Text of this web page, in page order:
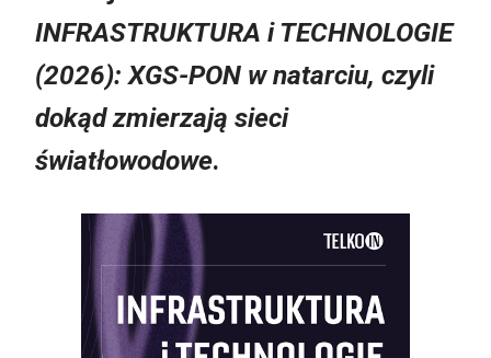
INFRASTRUKTURA i TECHNOLOGIE
(2026): XGS-PON w natarciu, czyli
dokąd zmierzają sieci
światłowodowe.